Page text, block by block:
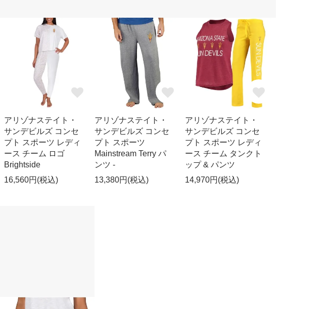
アリゾナステイト・
サンデビルズ コンセ
プト スポーツ レディ
ース チーム ロゴ
Brightside
16,560円(税込)
アリゾナステイト・
サンデビルズ コンセ
プト スポーツ
Mainstream Terry パ
ンツ -
13,380円(税込)
アリゾナステイト・
サンデビルズ コンセ
プト スポーツ レディ
ース チーム タンクト
ップ & パンツ
14,970円(税込)